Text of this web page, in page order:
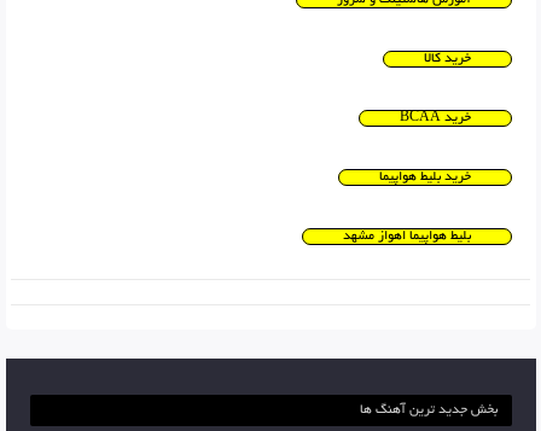
خرید کالا
خرید BCAA
خرید بلیط هواپیما
بلیط هواپیما اهواز مشهد
بخش جدید ترین آهنگ ها